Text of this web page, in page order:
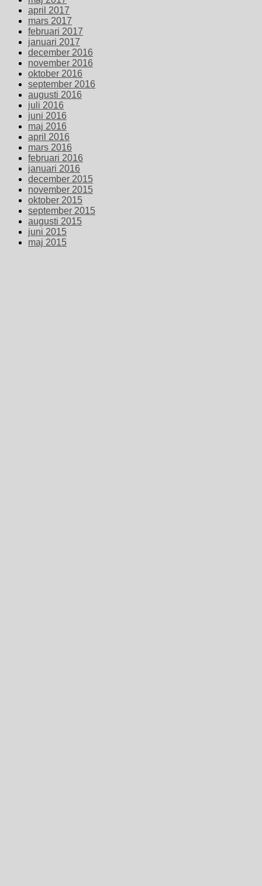
april 2017
mars 2017
februari 2017
januari 2017
december 2016
november 2016
oktober 2016
september 2016
augusti 2016
juli 2016
juni 2016
maj 2016
april 2016
mars 2016
februari 2016
januari 2016
december 2015
november 2015
oktober 2015
september 2015
augusti 2015
juni 2015
maj 2015